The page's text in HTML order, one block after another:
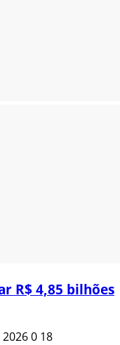
R$ 4,85 bilhões
20260 18